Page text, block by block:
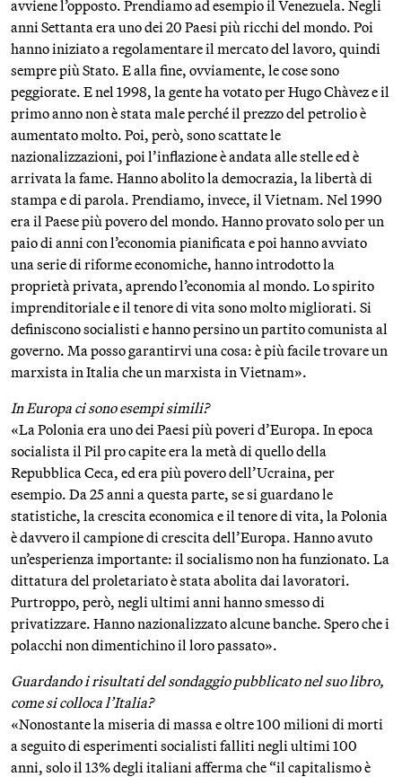
avviene l’opposto. Prendiamo ad esempio il Venezuela. Negli
anni Settanta era uno dei 20 Paesi più ricchi del mondo. Poi
hanno iniziato a regolamentare il mercato del lavoro, quindi
sempre più Stato. E alla fine, ovviamente, le cose sono
peggiorate. E nel 1998, la gente ha votato per Hugo Chàvez e il
primo anno non è stata male perché il prezzo del petrolio è
aumentato molto. Poi, però, sono scattate le
nazionalizzazioni, poi l’inflazione è andata alle stelle ed è
arrivata la fame. Hanno abolito la democrazia, la libertà di
stampa e di parola. Prendiamo, invece, il Vietnam. Nel 1990
era il Paese più povero del mondo. Hanno provato solo per un
paio di anni con l’economia pianificata e poi hanno avviato
una serie di riforme economiche, hanno introdotto la
proprietà privata, aprendo l’economia al mondo. Lo spirito
imprenditoriale e il tenore di vita sono molto migliorati. Si
definiscono socialisti e hanno persino un partito comunista al
governo. Ma posso garantirvi una cosa: è più facile trovare un
marxista in Italia che un marxista in Vietnam».
In Europa ci sono esempi simili?
«La Polonia era uno dei Paesi più poveri d’Europa. In epoca
socialista il Pil pro capite era la metà di quello della
Repubblica Ceca, ed era più povero dell’Ucraina, per
esempio. Da 25 anni a questa parte, se si guardano le
statistiche, la crescita economica e il tenore di vita, la Polonia
è davvero il campione di crescita dell’Europa. Hanno avuto
un’esperienza importante: il socialismo non ha funzionato. La
dittatura del proletariato è stata abolita dai lavoratori.
Purtroppo, però, negli ultimi anni hanno smesso di
privatizzare. Hanno nazionalizzato alcune banche. Spero che i
polacchi non dimentichino il loro passato».
Guardando i risultati del sondaggio pubblicato nel suo libro,
come si colloca l’Italia?
«Nonostante la miseria di massa e oltre 100 milioni di morti
a seguito di esperimenti socialisti falliti negli ultimi 100
anni, solo il 13% degli italiani afferma che “il capitalismo è